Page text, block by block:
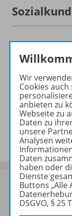
Konzept
Sofort
Wir
Cookies
anbieten zu
Webseite zu
Daten zu
unsere
Analysen
Daten
haben oder
Dienste
Buttons „Alle
DSGVO, § 25